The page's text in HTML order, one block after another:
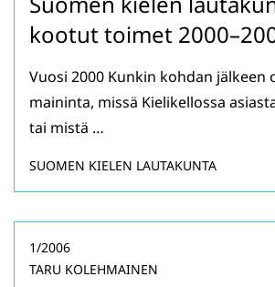
kootut toimet
Vuosi 2000 Kunkin kohdan jälkeen
maininta, missä Kielikellossa
tai mistä …
SUOMEN KIELEN LAUTAKUNTA
1/2006
TARU KOLEHMAINEN